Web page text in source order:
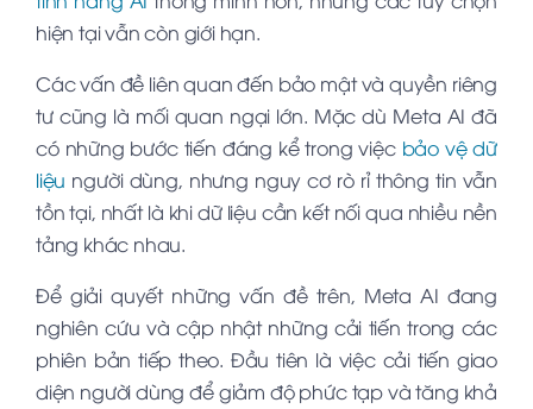
hiện tại vẫn còn giới hạn.
Các vấn đề liên quan đến bảo mật và quyền riêng
tư cũng là mối quan ngại lớn. Mặc dù Meta AI đã
có những bước tiến đáng kể trong việc bảo vệ dữ
liệu người dùng, nhưng nguy cơ rò rỉ thông tin vẫn
tồn tại, nhất là khi dữ liệu cần kết nối qua nhiều nền
tảng khác nhau.
Để giải quyết những vấn đề trên, Meta AI đang
nghiên cứu và cập nhật những cải tiến trong các
phiên bản tiếp theo. Đầu tiên là việc cải tiến giao
diện người dùng để giảm độ phức tạp và tăng khả